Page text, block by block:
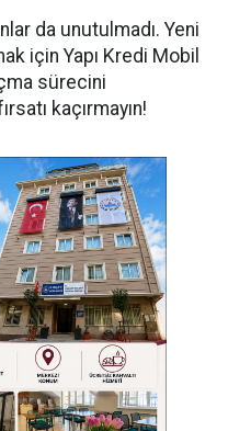
da unutulmadı. Yeni
için Yapı Kredi Mobil
sürecini
kaçırmayın!